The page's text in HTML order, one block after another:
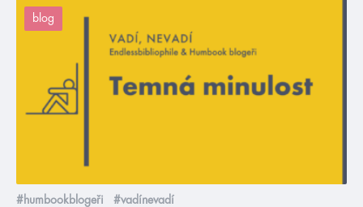
blog
#humbookblogeři #vadínevadí